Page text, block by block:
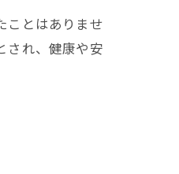
ことはありませ
され、健康や安